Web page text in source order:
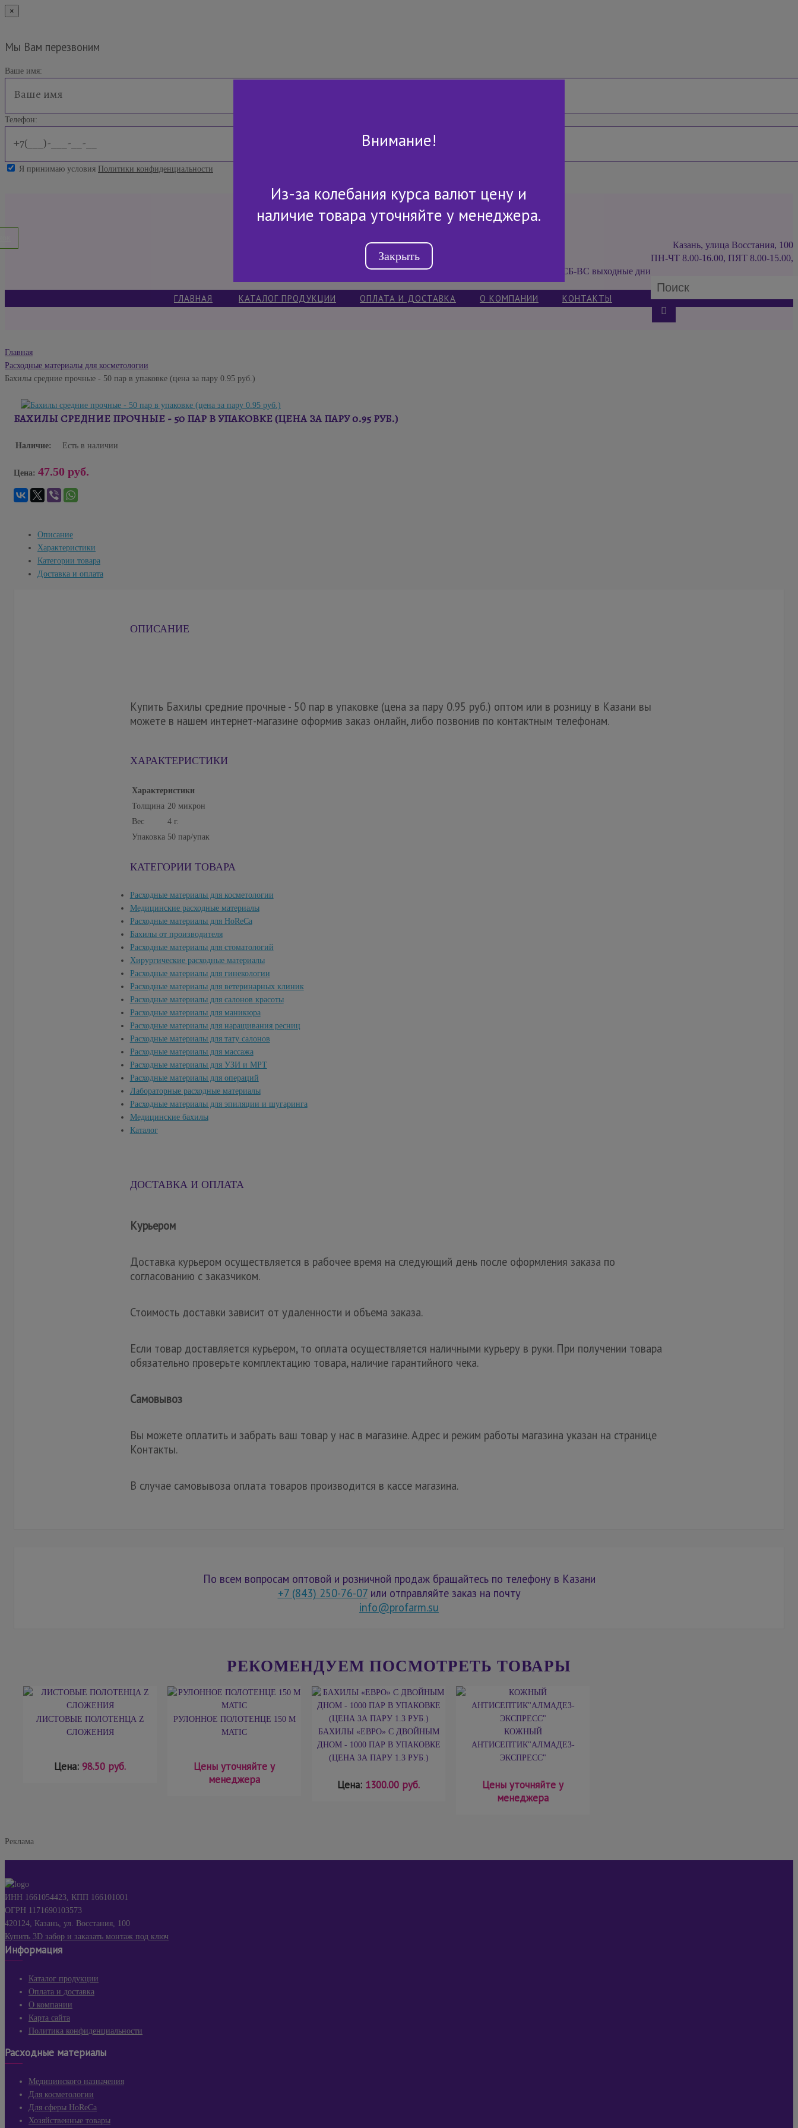
×
Мы Вам перезвоним
Ваше имя:
Телефон:
Я принимаю условия Политики конфиденциальности
+7 (843) 2-507-607
Казань, улица Восстания, 100
ПН-ЧТ 8.00-16.00, ПЯТ 8.00-15.00,
СБ-ВС выходные дни
ГЛАВНАЯ КАТАЛОГ ПРОДУКЦИИ ОПЛАТА И ДОСТАВКА О КОМПАНИИ КОНТАКТЫ
Главная
Расходные материалы для косметологии
Бахилы средние прочные - 50 пар в упаковке (цена за пару 0.95 руб.)
БАХИЛЫ СРЕДНИЕ ПРОЧНЫЕ - 50 ПАР В УПАКОВКЕ (ЦЕНА ЗА ПАРУ 0.95 РУБ.)
Наличие: Есть в наличии
Цена: 47.50 руб.
Описание
Характеристики
Категории товара
Доставка и оплата
ОПИСАНИЕ
Купить Бахилы средние прочные - 50 пар в упаковке (цена за пару 0.95 руб.) оптом или в розницу в Казани вы
можете в нашем интернет-магазине оформив заказ онлайн, либо позвонив по контактным телефонам.
ХАРАКТЕРИСТИКИ
Характеристики
Толщина 20 микрон
Вес
4 г.
Упаковка 50 пар/упак
КАТЕГОРИИ ТОВАРА
Расходные материалы для косметологии
Медицинские расходные материалы
Расходные материалы для HoReCa
Бахилы от производителя
Расходные материалы для стоматологий
Хирургические расходные материалы
Расходные материалы для гинекологии
Расходные материалы для ветеринарных клиник
Расходные материалы для салонов красоты
Расходные материалы для маникюра
Расходные материалы для наращивания ресниц
Расходные материалы для тату салонов
Расходные материалы для массажа
Расходные материалы для УЗИ и МРТ
Расходные материалы для операций
Лабораторные расходные материалы
Расходные материалы для эпиляции и шугаринга
Медицинские бахилы
Каталог
ДОСТАВКА И ОПЛАТА
Курьером
Доставка курьером осуществляется в рабочее время на следующий день после оформления заказа по
согласованию с заказчиком.
Стоимость доставки зависит от удаленности и объема заказа.
Если товар доставляется курьером, то оплата осуществляется наличными курьеру в руки. При получении товара
обязательно проверьте комплектацию товара, наличие гарантийного чека.
Самовывоз
Вы можете оплатить и забрать ваш товар у нас в магазине. Адрес и режим работы магазина указан на странице
Контакты.
В случае самовывоза оплата товаров производится в кассе магазина.
По всем вопросам оптовой и розничной продаж бращайтесь по телефону в Казани
+7 (843) 250-76-07или отправляйте заказ на почту
info@profarm.su
РЕКОМЕНДУЕМ ПОСМОТРЕТЬ ТОВАРЫ
ЛИСТОВЫЕ ПОЛОТЕНЦА Z
СЛОЖЕНИЯ
Цена: 98.50 руб.
РУЛОННОЕ ПОЛОТЕНЦЕ 150 М
MATIC
Цены уточняйте у
менеджера
БАХИЛЫ «ЕВРО» С ДВОЙНЫМ
ДНОМ - 1000 ПАР В УПАКОВКЕ
(ЦЕНА ЗА ПАРУ 1.3 РУБ.)
Цена: 1300.00 руб.
КОЖНЫЙ
АНТИСЕПТИК"АЛМАДЕЗ-
ЭКСПРЕСС"
Цены уточняйте у
менеджера
Реклама
ИНН 1661054423, КПП 166101001
ОГРН 1171690103573
420124, Казань, ул. Восстания, 100
Купить 3D забор и заказать монтаж под ключ
Информация
Каталог продукции
Оплата и доставка
О компании
Карта сайта
Политика конфиденциальности
Расходные материалы
Медицинского назначения
Для косметологии
Для сферы HoReCa
Хозяйственные товары
Внимание!
Из-за колебания курса валют цену и
наличие товара уточняйте у менеджера.
Закрыть